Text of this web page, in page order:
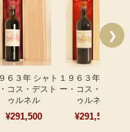
６３年 シャト
コス・デスト
ゥルネル
¥291,500
１９６３年 シャト
ー・コス・デスト
ゥルネル
¥291,500
❯